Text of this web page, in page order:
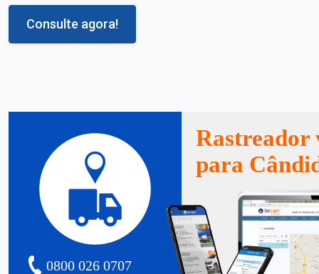
Consulte agora!
0800 026 0707
Rastreador
para